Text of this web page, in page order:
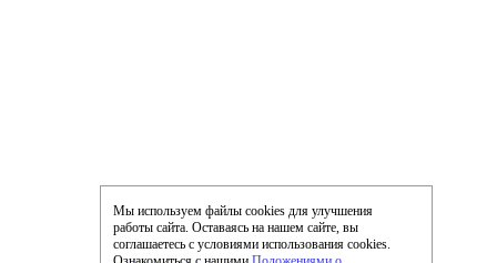
Мы используем файлы cookies для улучшения
работы сайта. Оставаясь на нашем сайте, вы
соглашаетесь с условиями использования cookies.